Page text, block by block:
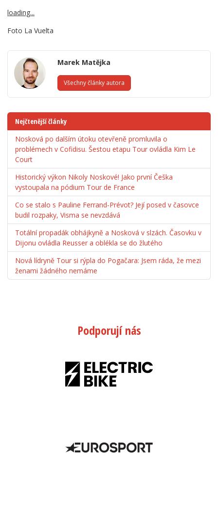
loading...
Foto La Vuelta
Marek Matějka
Všechny články autora
Nejčtenější články
Nosková po dalším útoku otevřeně promluvila o
problémech v Cofidisu. Šestou etapu Tour ovládla Kim Le
Court
Historický výkon Nikoly Noskové! Jako první Češka
vystoupala na pódium Tour de France
Co se stalo s Pauline Ferrand-Prévot? Její posed v časovce
budil rozpaky, Visma se nevzdává
Totální propadák obhájkyně a Nosková v slzách. Časovku v
Dijonu ovládla Reusser a oblékla se do žlutého
Nová lídryně Tour si rýpla do Pogačara: Jsem ráda, že mezi
ženami žádného nemáme
Podporují nás